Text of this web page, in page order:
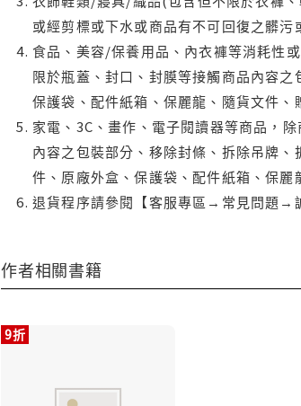
或經剪標或下水或商品有不可回復之髒污
食品、美容/保養用品、內衣褲等消耗性
限於瓶蓋、封口、封膜等接觸商品內容
保護袋、配件紙箱、保麗龍、隨貨文件、
家電、3C、畫作、電子閱讀器等商品，
內容之包裝部分、移除封條、拆除吊牌
件、原廠外盒、保護袋、配件紙箱、保麗
退貨程序請參閱【客服專區→常見問題→
作者相關書籍
9折